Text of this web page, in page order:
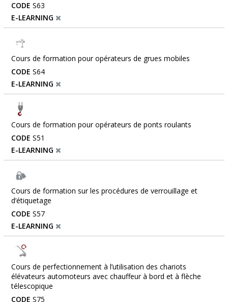
CODE S63
E-LEARNING
Cours de formation pour opérateurs de grues mobiles
CODE S64
E-LEARNING
Cours de formation pour opérateurs de ponts roulants
CODE S51
E-LEARNING
Cours de formation sur les procédures de verrouillage et
d’étiquetage
CODE S57
E-LEARNING
Cours de perfectionnement à l’utilisation des chariots
élévateurs automoteurs avec chauffeur à bord et à flèche
télescopique
CODE S75